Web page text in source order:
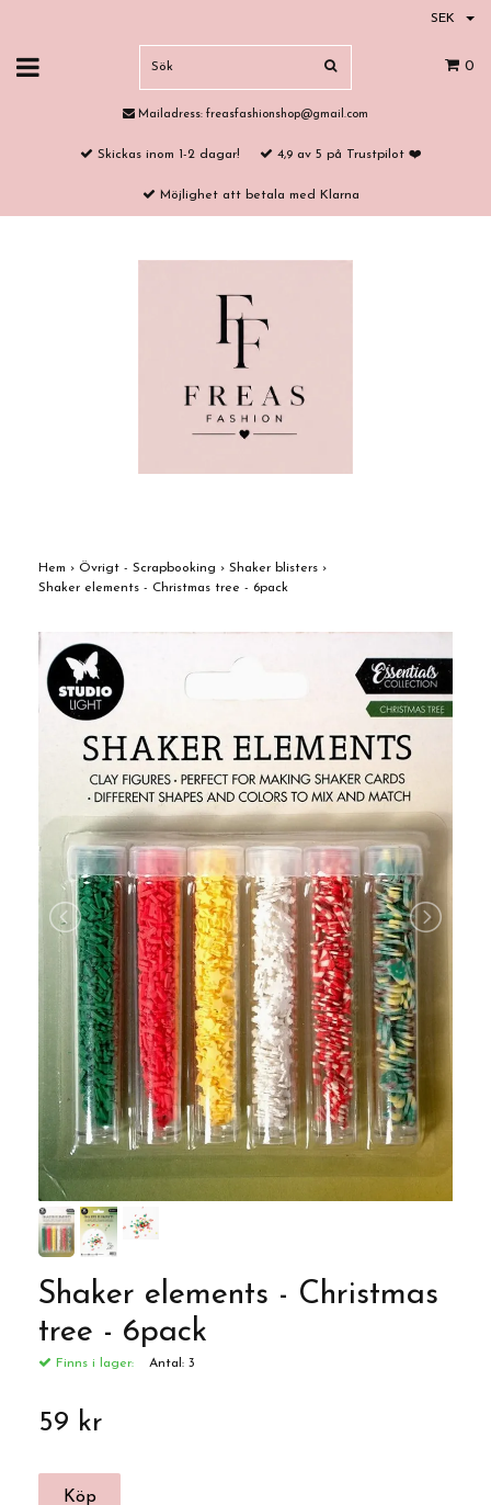
SEK
0
Mailadress: freasfashionshop@gmail.com
Skickas inom 1-2 dagar! 4,9 av 5 på Trustpilot ❤️
Möjlighet att betala med Klarna
Hem › Övrigt - Scrapbooking › Shaker blisters ›
Shaker elements - Christmas tree - 6pack
Shaker elements - Christmas
tree - 6pack
Finns i lager: Antal: 3
59 kr